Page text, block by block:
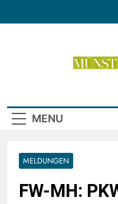
MENU
MELDUNGEN
FW-MH: